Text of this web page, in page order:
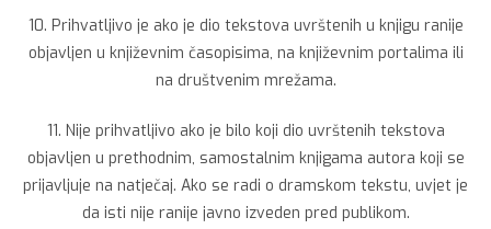
10. Prihvatljivo je ako je dio tekstova uvrštenih u knjigu ranije
objavljen u književnim časopisima, na književnim portalima ili
na društvenim mrežama.
11. Nije prihvatljivo ako je bilo koji dio uvrštenih tekstova
objavljen u prethodnim, samostalnim knjigama autora koji se
prijavljuje na natječaj. Ako se radi o dramskom tekstu, uvjet je
da isti nije ranije javno izveden pred publikom.